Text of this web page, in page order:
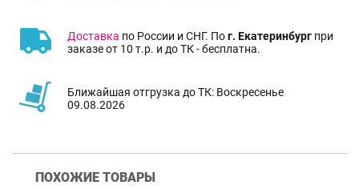
Доставка по России и СНГ. Пог. Екатеринбург при
заказе от 10 т.р. и до ТК - бесплатна.
Ближайшая отгрузка до ТК: Воскресенье
09.08.2026
ПОХОЖИЕ ТОВАРЫ